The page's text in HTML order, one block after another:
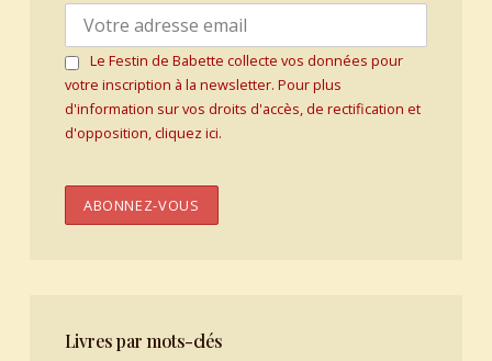
Le Festin de Babette collecte vos données pour
votre inscription à la newsletter. Pour plus
d'information sur vos droits d'accès, de rectification et
d'opposition, cliquez ici.
Livres par mots-clés